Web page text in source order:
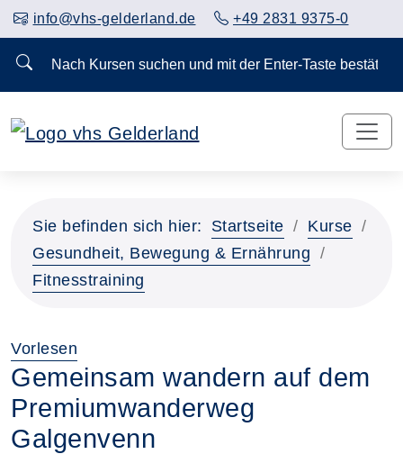
info@vhs-gelderland.de +49 2831 9375-0
Nach Kursen suchen und mit der Enter-Taste
Sie befinden sich hier: Startseite
Kurse
Gesundheit, Bewegung & Ernährung
Fitnesstraining
Vorlesen
Gemeinsam wandern auf dem
Premiumwanderweg
Galgenvenn